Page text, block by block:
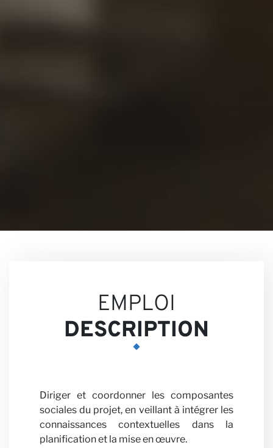
Nos
EMPLOI
DESCRIPTION
Diriger et coordonner les composantes
sociales du projet, en veillant à intégrer les
connaissances contextuelles dans la
planification et la mise en œuvre.